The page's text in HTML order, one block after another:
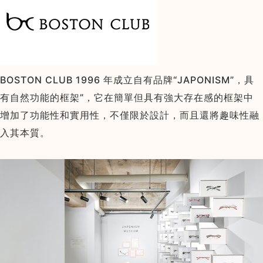
BOSTON CLUB 1996 年成立自有品牌“JAPONISM”，具
有自然功能的框架”，它在簡單但具有強大存在感的框架中
增加了功能性和實用性，不僅限於設計，而且還將趣味性融
入其本質。